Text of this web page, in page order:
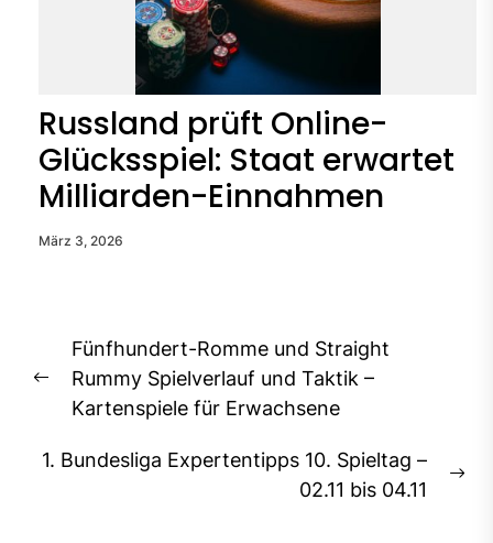
Russland prüft Online-
Glücksspiel: Staat erwartet
Milliarden-Einnahmen
März 3, 2026
Beitragsnavigation
Previous
post:
Fünfhundert-Romme und Straight
Rummy Spielverlauf und Taktik –
Kartenspiele für Erwachsene
1. Bundesliga Expertentipps 10. Spieltag –
02.11 bis 04.11